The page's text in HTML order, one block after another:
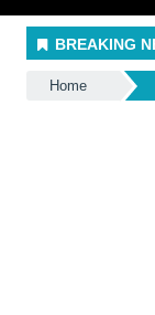
Home